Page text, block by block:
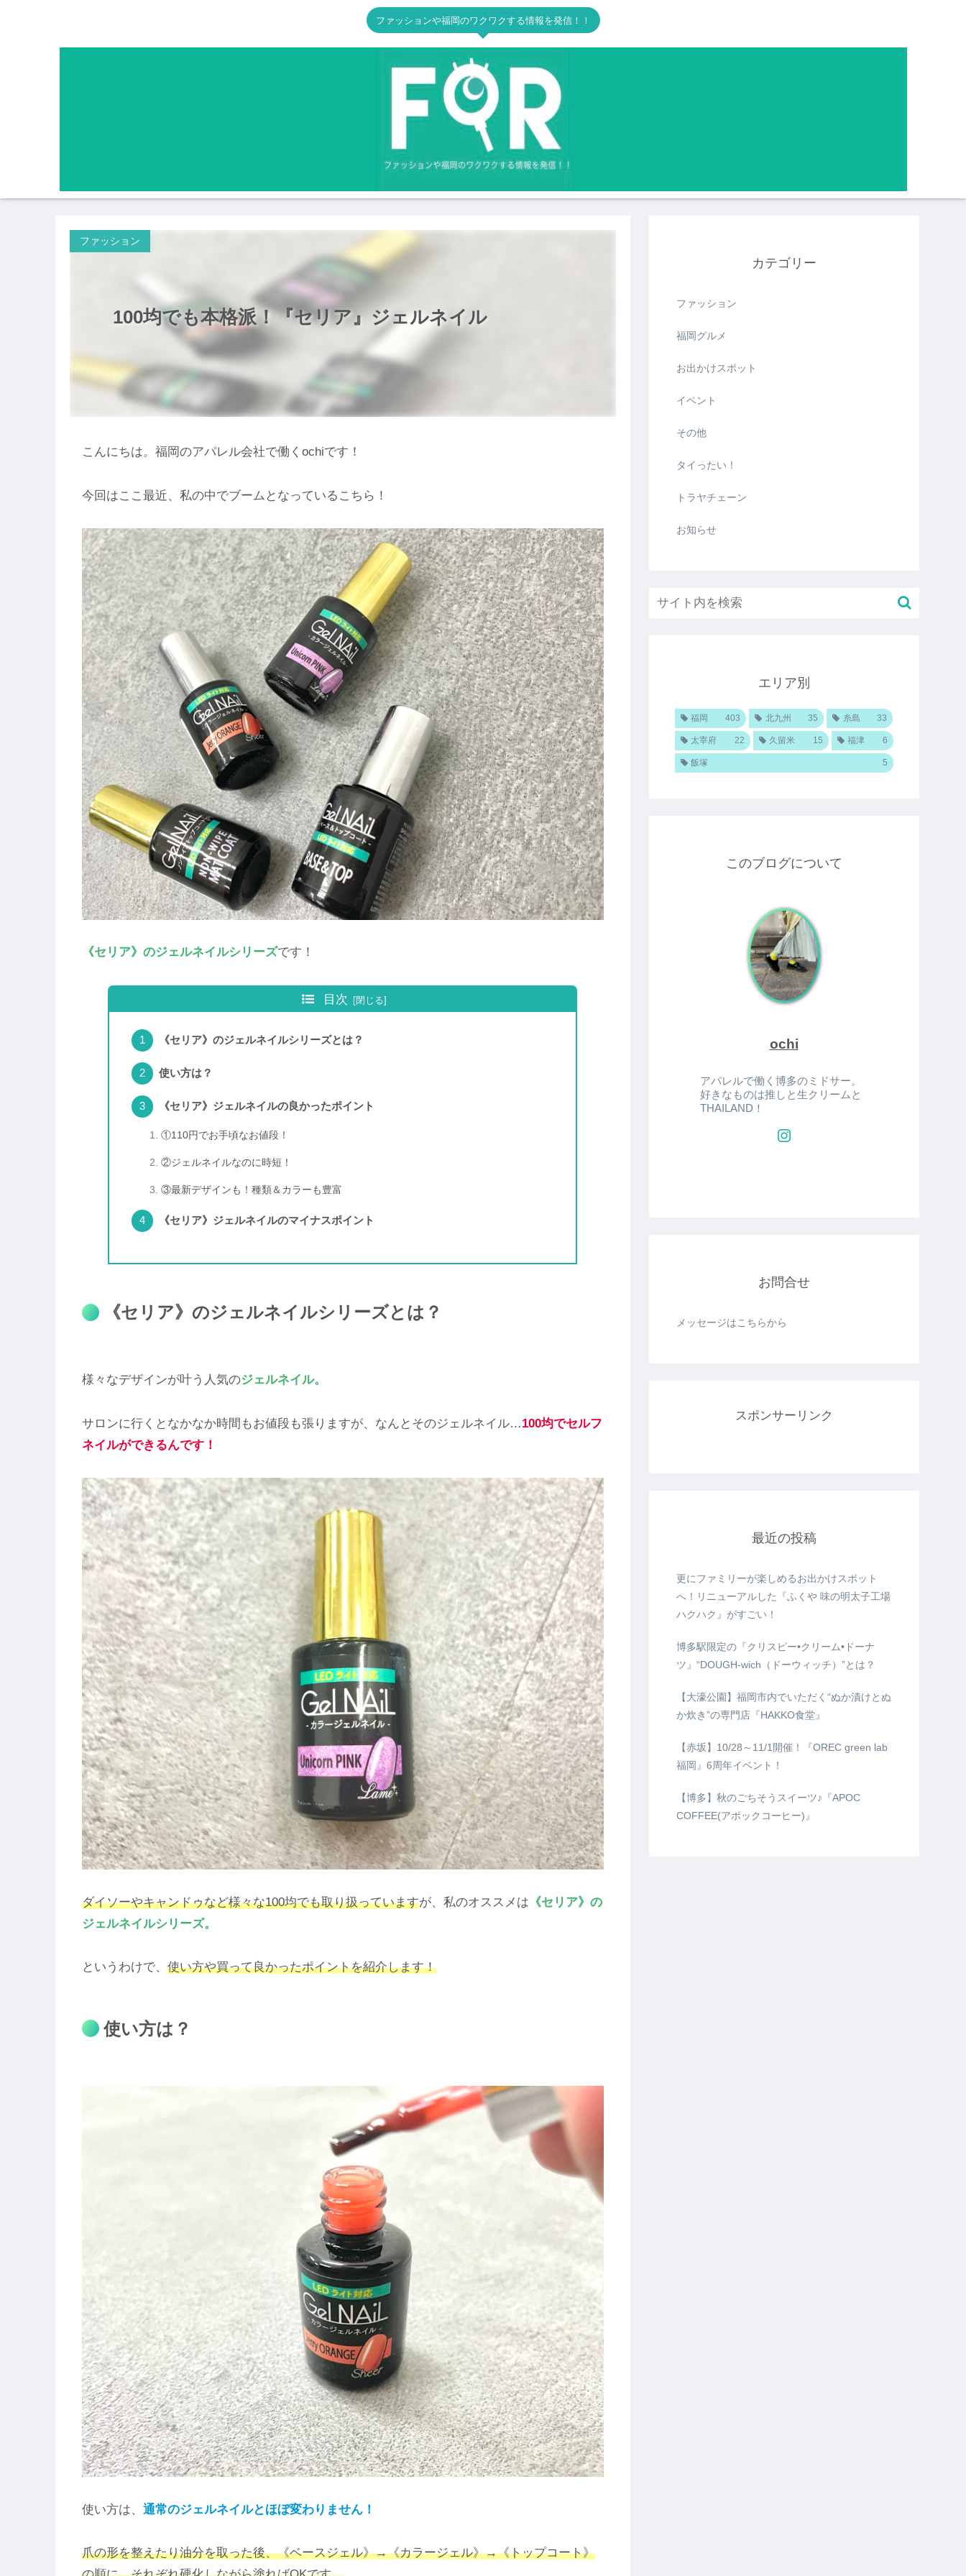
ファッションや福岡のワクワクする情報を発信！！
100均でも本格派！『セリア』ジェルネイル
ファッション
こんにちは。福岡のアパレル会社で働くochiです！
今回はここ最近、私の中でブームとなっているこちら！
《セリア》のジェルネイルシリーズです！
目次
《セリア》のジェルネイルシリーズとは？
使い方は？
《セリア》ジェルネイルの良かったポイント
①110円でお手頃なお値段！
②ジェルネイルなのに時短！
③最新デザインも！種類＆カラーも豊富
《セリア》ジェルネイルのマイナスポイント
《セリア》のジェルネイルシリーズとは？
様々なデザインが叶う人気のジェルネイル。
サロンに行くとなかなか時間もお値段も張りますが、なんとそのジェルネイル…100均でセルフ
ネイルができるんです！
ダイソーやキャンドゥなど様々な100均でも取り扱っていますが、私のオススメは 《セリア》の
ジェルネイルシリーズ。
というわけで、 使い方や買って良かったポイントを紹介します！
使い方は？
使い方は、 通常のジェルネイルとほぼ変わりません！
爪の形を整えたり油分を取った後、《ベースジェル》→《カラージェル》→《トップコート》
カテゴリー
ファッション
福岡グルメ
お出かけスポット
イベント
その他
タイったい！
トラヤチェーン
お知らせ
エリア別
福岡 403 北九州 35 糸島 33
太宰府 22 久留米 15 福津 6
飯塚 5
このブログについて
ochi
アパレルで働く博多のミドサー。
好きなものは推しと生クリームと
THAILAND！
お問合せ
メッセージはこちらから
スポンサーリンク
最近の投稿
更にファミリーが楽しめるお出かけスポット
へ！リニューアルした『ふくや 味の明太子工場
ハクハク』がすごい！
博多駅限定の『クリスピー•クリーム•ドーナ
ツ』“DOUGH-wich（ドーウィッチ）”とは？
【大濠公園】福岡市内でいただく“ぬか漬けとぬ
か炊き”の専門店『HAKKO食堂』
【赤坂】10/28～11/1開催！『OREC green lab
福岡』6周年イベント！
【博多】秋のごちそうスイーツ♪『APOC
COFFEE(アポックコーヒー)』